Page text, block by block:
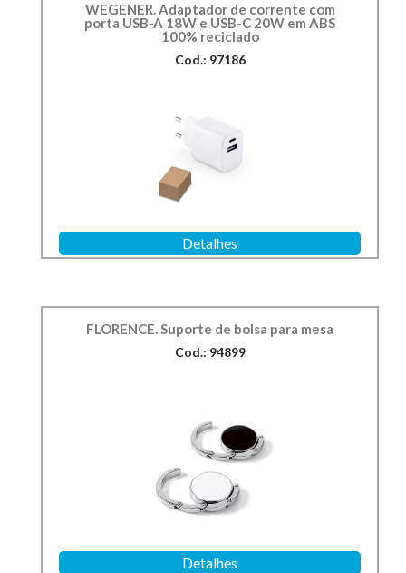
WEGENER. Adaptador de corrente com
porta USB-A 18W e USB-C 20W em ABS
100% reciclado
Cod.: 97186
Detalhes
FLORENCE. Suporte de bolsa para mesa
Cod.: 94899
Detalhes